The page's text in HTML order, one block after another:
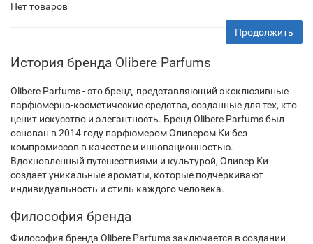
Нет товаров
Продолжить
История бренда Olibere Parfums
Olibere Parfums - это бренд, представляющий эксклюзивные
парфюмерно-косметические средства, созданные для тех, кто
ценит искусство и элегантность. Бренд Olibere Parfums был
основан в 2014 году парфюмером Оливером Ки без
компромиссов в качестве и инновационностью.
Вдохновленный путешествиями и культурой, Оливер Ки
создает уникальные ароматы, которые подчеркивают
индивидуальность и стиль каждого человека.
Философия бренда
Философия бренда Olibere Parfums заключается в создании